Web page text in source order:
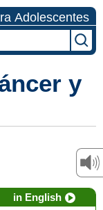
Adolescentes
y
in English